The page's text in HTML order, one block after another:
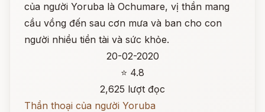
của người Yoruba là Ochumare, vị thần mang
cầu vồng đến sau cơn mưa và ban cho con
người nhiều tiền tài và sức khỏe.
20-02-2020
⭐ 4.8
2,625 lượt đọc
Thần thoại của người Yoruba